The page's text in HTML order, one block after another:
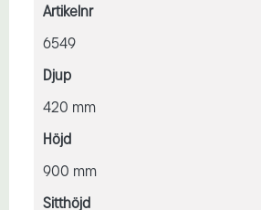
Artikelnr
6549
Djup
420 mm
Höjd
900 mm
Sitthöjd